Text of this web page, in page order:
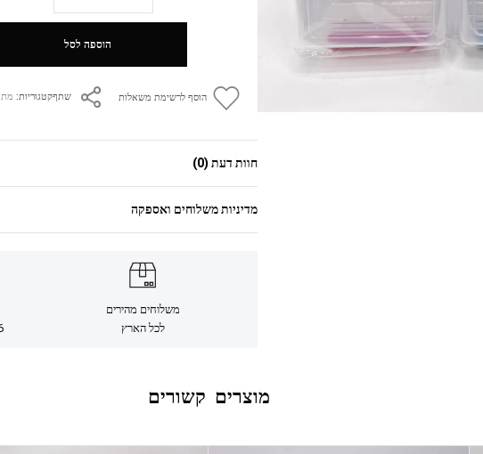
הוספה לסל
הוסף לרשימת משאלות שתףקטגוריות:
חוות דעת (0)
מדיניות משלוחים ואספקה
משלוחים מהירים
לכל הארץ
מוצרים קשורים